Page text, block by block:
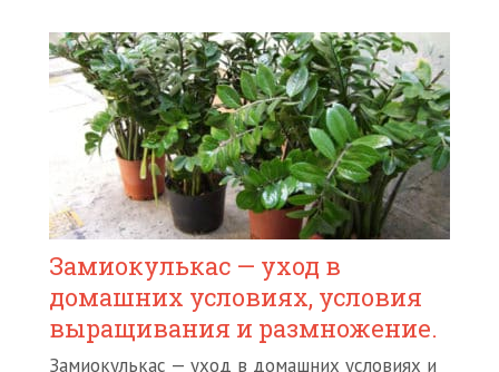
Замиокулькас — уход в
домашних условиях, условия
выращивания и размножение.
Замиокулькас — уход в домашних условиях и